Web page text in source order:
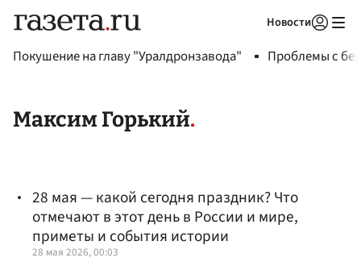
Новости
Покушение на главу "Уралдронзавода" Проблемы с
Максим Горький
28 мая — какой сегодня праздник? Что
отмечают в этот день в России и мире,
приметы и события истории
28 мая 2026, 00:03